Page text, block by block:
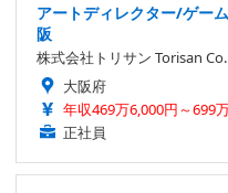
アートディレクター/ゲー
阪
株式会社トリサン Torisan
大阪府
年収469万6,000円～699
正社員